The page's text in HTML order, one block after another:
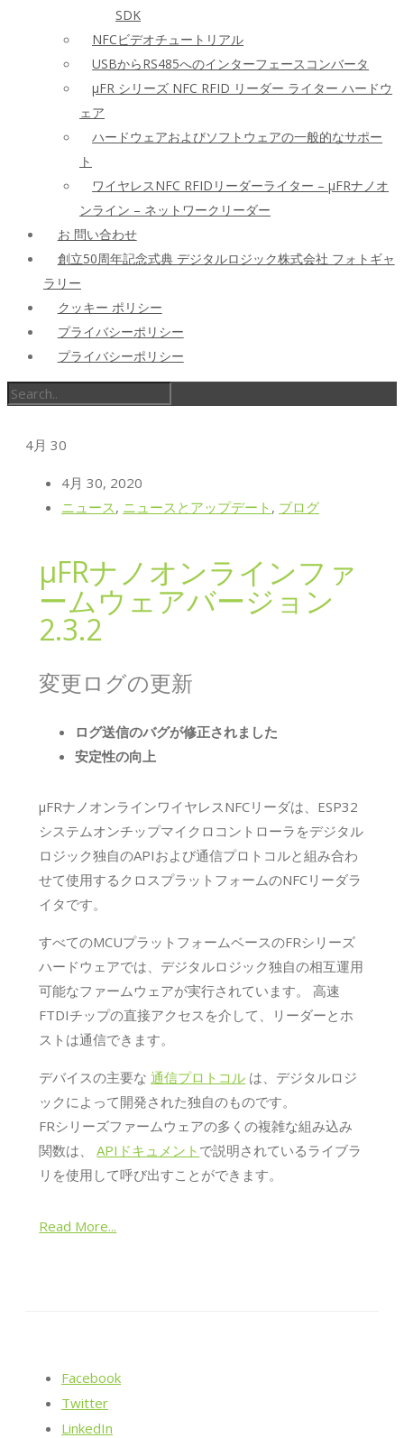
SDK
NFCビデオチュートリアル
USBからRS485へのインターフェースコンバータ
μFR シリーズ NFC RFID リーダー ライター ハードウ
ェア
ハードウェアおよびソフトウェアの一般的なサポー
ト
ワイヤレスNFC RFIDリーダーライター – μFRナノオ
ンライン – ネットワークリーダー
お 問い合わせ
創立50周年記念式典 デジタルロジック株式会社 フォトギャ
ラリー
クッキー ポリシー
プライバシーポリシー
プライバシーポリシー
4月 30
4月 30, 2020
ニュース, ニュースとアップデート , ブログ
μFRナノオンラインファ
ームウェアバージョン
2.3.2
変更ログの更新
ログ送信のバグが修正されました
安定性の向上
μFRナノオンラインワイヤレスNFCリーダは、ESP32
システムオンチップマイクロコントローラをデジタル
ロジック独自のAPIおよび通信プロトコルと組み合わ
せて使用するクロスプラットフォームのNFCリーダラ
イタです。
すべてのMCUプラットフォームベースのFRシリーズ
ハードウェアでは、デジタルロジック独自の相互運用
可能なファームウェアが実行されています。 高速
FTDIチップの直接アクセスを介して、リーダーとホ
ストは通信できます。
デバイスの主要な通信プロトコル は、デジタルロジ
ックによって開発された独自のものです。
FRシリーズファームウェアの多くの複雑な組み込み
関数は、APIドキュメント で説明されているライブラ
リを使用して呼び出すことができます。
Read More...
Facebook
Twitter
LinkedIn